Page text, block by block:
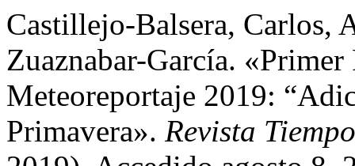
Castillejo-Balsera, Carlos,
Zuaznabar-García.
Meteoreportaje 2019:
Primavera». Revista